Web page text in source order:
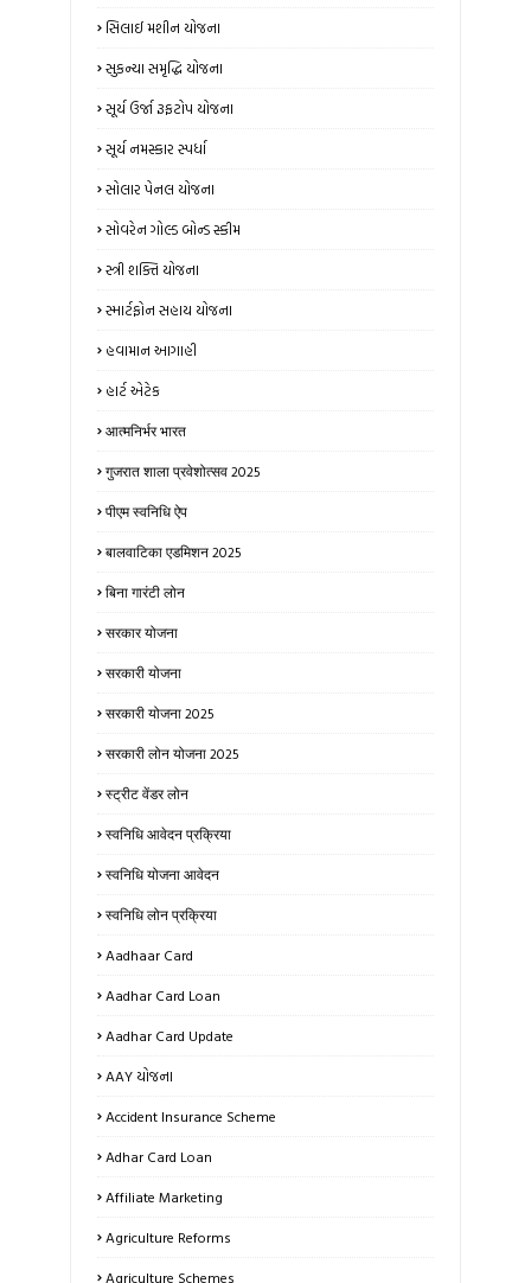
સિલાઈ મશીન યોજના
સુકન્યા સમૃદ્ધિ યોજના
સૂર્ય ઉર્જા રૂફટોપ યોજના
સૂર્ય નમસ્કાર સ્પર્ધા
સોલાર પેનલ યોજના
સોવરેન ગોલ્ડ બોન્ડ સ્કીમ
સ્ત્રી શક્તિ યોજના
સ્માર્ટફોન સહાય યોજના
હવામાન આગાહી
હાર્ટ એટેક
आत्मनिर्भर भारत
गुजरात शाला प्रवेशोत्सव 2025
पीएम स्वनिधि ऐप
बालवाटिका एडमिशन 2025
बिना गारंटी लोन
सरकार योजना
सरकारी योजना
सरकारी योजना 2025
सरकारी लोन योजना 2025
स्ट्रीट वेंडर लोन
स्वनिधि आवेदन प्रक्रिया
स्वनिधि योजना आवेदन
स्वनिधि लोन प्रक्रिया
Aadhaar Card
Aadhar Card Loan
Aadhar Card Update
AAY યોજના
Accident Insurance Scheme
Adhar Card Loan
Affiliate Marketing
Agriculture Reforms
Agriculture Schemes